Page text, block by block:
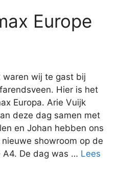
Europe
wij te gast bij
Hier is het
Europa. Arie Vuijk
deze dag samen met
en Johan hebben ons
showroom op de
De dag was … Lees